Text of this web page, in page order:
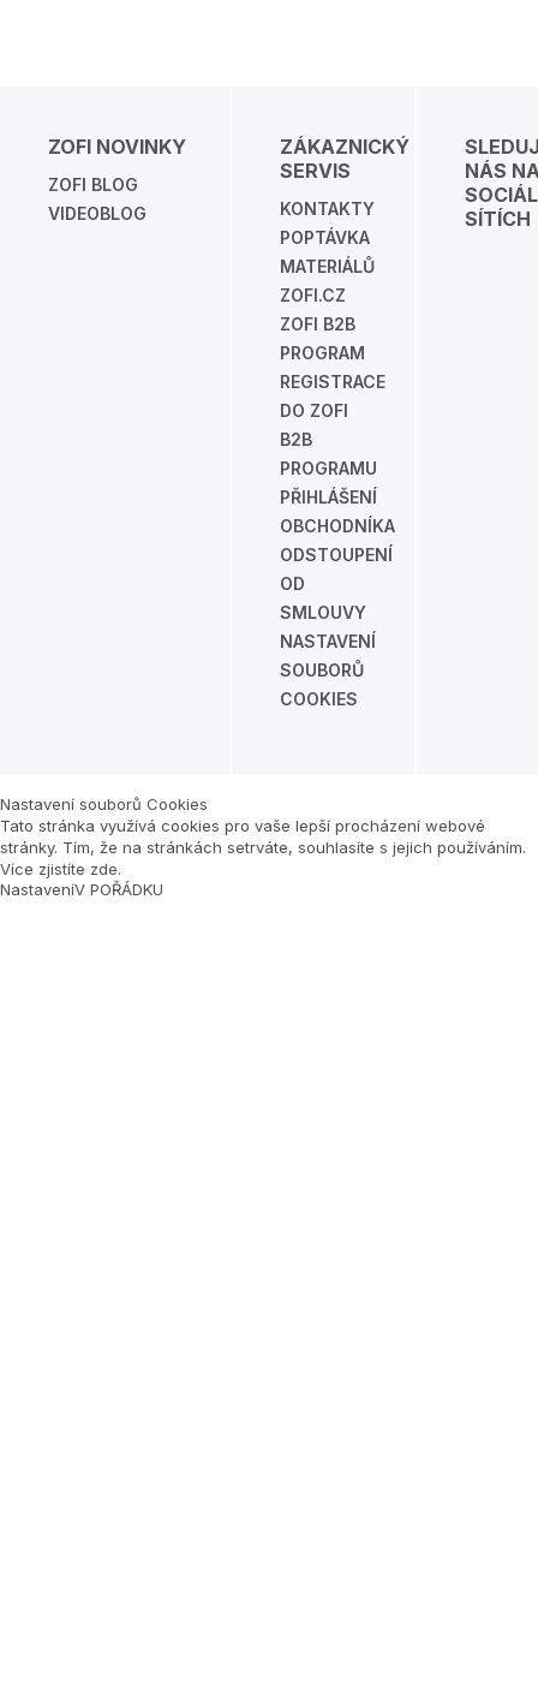
ZOFI NOVINKY
ZOFI BLOG
VIDEOBLOG
ZÁKAZNICKÝ
SERVIS
KONTAKTY
POPTÁVKA
MATERIÁLŮ
ZOFI.CZ
ZOFI B2B
PROGRAM
REGISTRACE
DO ZOFI
B2B
PROGRAMU
PŘIHLÁŠENÍ
OBCHODNÍKA
ODSTOUPENÍ
OD
SMLOUVY
NASTAVENÍ
SOUBORŮ
COOKIES
NÁS
SÍTÍCH
Nastavení souborů Cookies
Tato stránka využívá cookies pro vaše lepší procházení webové
stránky. Tím, že na stránkách setrváte, souhlasíte s jejich používáním.
Více zjistíte zde.
NastaveníV POŘÁDKU